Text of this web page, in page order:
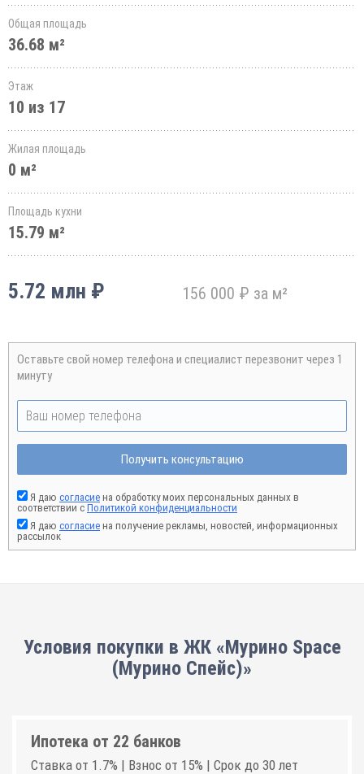
Общая площадь
36.68 м²
Этаж
10 из 17
Жилая площадь
0 м²
Площадь кухни
15.79 м²
5.72 млн ₽ 156 000 ₽ за м²
Оставьте свой номер телефона и специалист перезвонит через 1
минуту
Получить консультацию
Я даю согласие на обработку моих персональных данных в
соответствии с Политикой конфиденциальности
Я даю согласие на получение рекламы, новостей, информационных
рассылок
Условия покупки в ЖК «Мурино Space
(Мурино Спейс)»
Ипотека от 22 банков
Ставка от 1.7% | Взнос от 15% | Срок до 30 лет